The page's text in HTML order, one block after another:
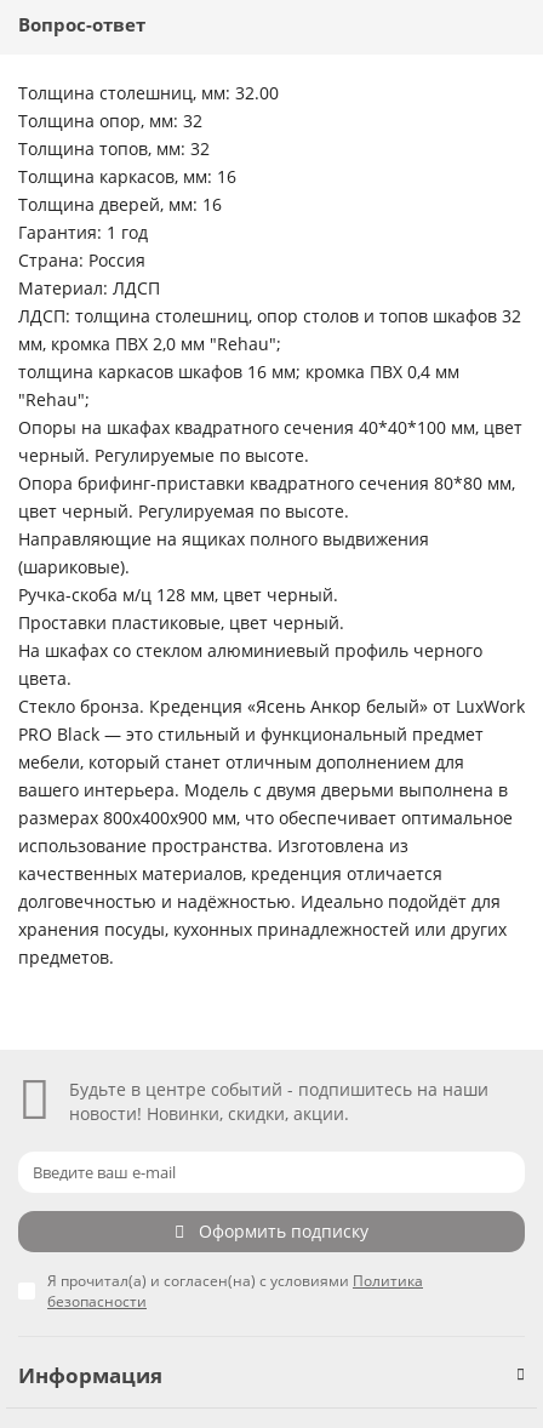
Вопрос-ответ
Толщина столешниц, мм: 32.00
Толщина опор, мм: 32
Толщина топов, мм: 32
Толщина каркасов, мм: 16
Толщина дверей, мм: 16
Гарантия: 1 год
Страна: Россия
Материал: ЛДСП
ЛДСП: толщина столешниц, опор столов и топов шкафов 32
мм, кромка ПВХ 2,0 мм "Rehau";
толщина каркасов шкафов 16 мм; кромка ПВХ 0,4 мм
"Rehau";
Опоры на шкафах квадратного сечения 40*40*100 мм, цвет
черный. Регулируемые по высоте.
Опора брифинг-приставки квадратного сечения 80*80 мм,
цвет черный. Регулируемая по высоте.
Направляющие на ящиках полного выдвижения
(шариковые).
Ручка-скоба м/ц 128 мм, цвет черный.
Проставки пластиковые, цвет черный.
На шкафах со стеклом алюминиевый профиль черного
цвета.
Стекло бронза. Креденция «Ясень Анкор белый» от LuxWork
PRO Black — это стильный и функциональный предмет
мебели, который станет отличным дополнением для
вашего интерьера. Модель с двумя дверьми выполнена в
размерах 800х400х900 мм, что обеспечивает оптимальное
использование пространства. Изготовлена из
качественных материалов, креденция отличается
долговечностью и надёжностью. Идеально подойдёт для
хранения посуды, кухонных принадлежностей или других
предметов.
Будьте в центре событий - подпишитесь на наши
новости! Новинки, скидки, акции.
Оформить подписку
Я прочитал(а) и согласен(на) с условиями Политика
безопасности
Информация